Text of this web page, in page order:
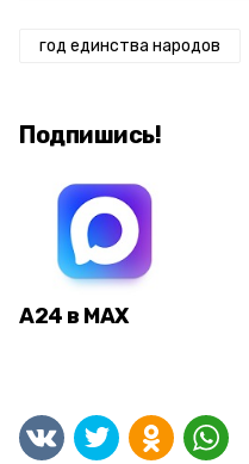
год единства народов
Подпишись!
А24 в MAX